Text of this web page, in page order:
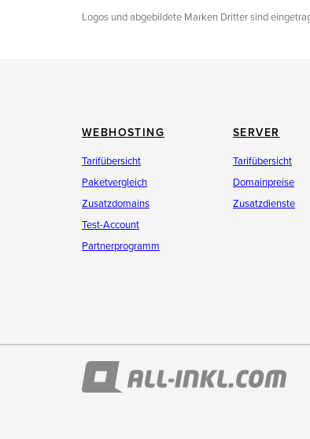
Logos und abgebildete Marken Dritter sind
WEBHOSTING
Tarifübersicht
Paketvergleich
Zusatzdomains
Test-Account
Partnerprogramm
SERVER
Tarifübersicht
Domainpreise
Zusatzdienste